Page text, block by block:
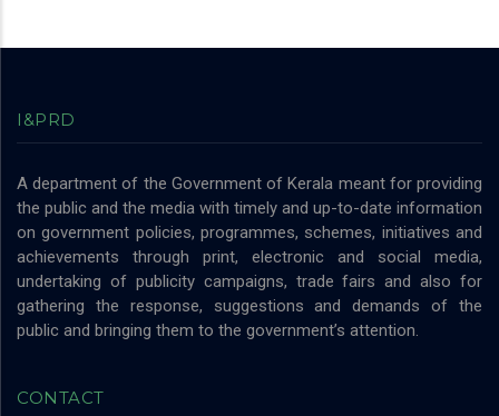
I&PRD
A department of the Government of Kerala meant for providing
the public and the media with timely and up-to-date information
on government policies, programmes, schemes, initiatives and
achievements through print, electronic and social media,
undertaking of publicity campaigns, trade fairs and also for
gathering the response, suggestions and demands of the
public and bringing them to the government’s attention.
CONTACT